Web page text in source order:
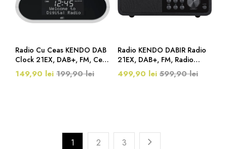
Radio Cu Ceas KENDO DAB
Clock 21EX, DAB+, FM, Ceas
Cu Alarmă, Statie De
Incarcare, Timer, Alb
149,90 lei 199,90 lei
Radio KENDO DABIR Radio
21EX, DAB+, FM, Radio
Internet, Bluetooth, Media
Player, Telecomanda,
499,90 lei 599,90 lei
1 2 3